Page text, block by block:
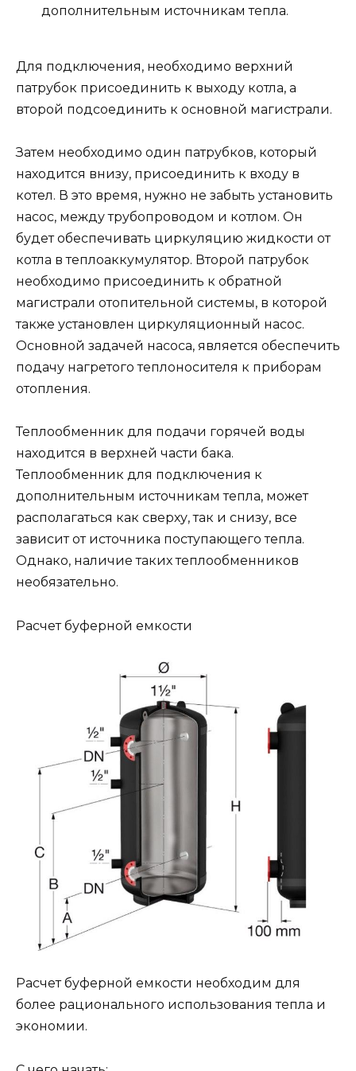
дополнительным источникам тепла.
Для подключения, необходимо верхний
патрубок присоединить к выходу котла, а
второй подсоединить к основной магистрали.
Затем необходимо один патрубков, который
находится внизу, присоединить к входу в
котел. В это время, нужно не забыть установить
насос, между трубопроводом и котлом. Он
будет обеспечивать циркуляцию жидкости от
котла в теплоаккумулятор. Второй патрубок
необходимо присоединить к обратной
магистрали отопительной системы, в которой
также установлен циркуляционный насос.
Основной задачей насоса, является обеспечить
подачу нагретого теплоносителя к приборам
отопления.
Теплообменник для подачи горячей воды
находится в верхней части бака.
Теплообменник для подключения к
дополнительным источникам тепла, может
располагаться как сверху, так и снизу, все
зависит от источника поступающего тепла.
Однако, наличие таких теплообменников
необязательно.
Расчет буферной емкости
Расчет буферной емкости необходим для
более рационального использования тепла и
экономии.